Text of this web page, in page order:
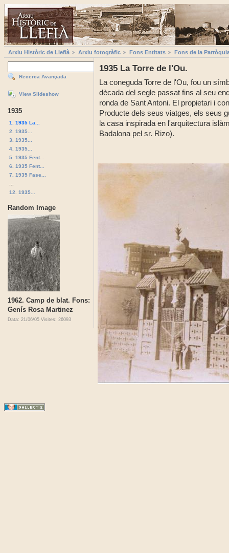
Arxiu Històric de Llefià Arxiu fotogràfic Fons Entitats Fons de la
Recerca Avançada
View Slideshow
1935
1. 1935 La...
2. 1935...
3. 1935...
4. 1935...
5. 1935 Fent...
6. 1935 Fent...
7. 1935 Fase...
12. 1935...
Random Image
1962. Camp de blat. Fons:
Genís Rosa Martinez
Data: 21/06/05 Visites: 26093
1935 La Torre de l'Ou.
La coneguda Torre de l'Ou, fou un
dècada del segle passat fins al seu
ronda de Sant Antoni. El propietari i
Producte dels seus viatges, els seus
la casa inspirada en l'arquitectura
Badalona pel sr. Rizo).